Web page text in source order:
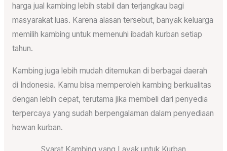
harga jual kambing lebih stabil dan terjangkau bagi
masyarakat luas. Karena alasan tersebut, banyak keluarga
memilih kambing untuk memenuhi ibadah kurban setiap
tahun.
Kambing juga lebih mudah ditemukan di berbagai daerah
di Indonesia. Kamu bisa memperoleh kambing berkualitas
dengan lebih cepat, terutama jika membeli dari penyedia
terpercaya yang sudah berpengalaman dalam penyediaan
hewan kurban.